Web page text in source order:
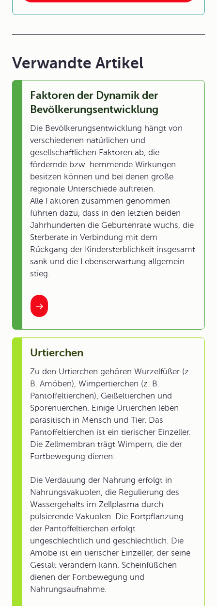
Verwandte Artikel
Faktoren der Dynamik der
Bevölkerungsentwicklung
Die Bevölkerungsentwicklung hängt von
verschiedenen natürlichen und
gesellschaftlichen Faktoren ab, die
fördernde bzw. hemmende Wirkungen
besitzen können und bei denen große
regionale Unterschiede auftreten.
Alle Faktoren zusammen genommen
führten dazu, dass in den letzten beiden
Jahrhunderten die Geburtenrate wuchs, die
Sterberate in Verbindung mit dem
Rückgang der Kindersterblichkeit insgesamt
sank und die Lebenserwartung allgemein
stieg.
Urtierchen
Zu den Urtierchen gehören Wurzelfüßer (z.
B. Amöben), Wimpertierchen (z. B.
Pantoffeltierchen), Geißeltierchen und
Sporentierchen. Einige Urtierchen leben
parasitisch in Mensch und Tier. Das
Pantoffeltierchen ist ein tierischer Einzeller.
Die Zellmembran trägt Wimpern, die der
Fortbewegung dienen.
Die Verdauung der Nahrung erfolgt in
Nahrungsvakuolen, die Regulierung des
Wassergehalts im Zellplasma durch
pulsierende Vakuolen. Die Fortpflanzung
der Pantoffeltierchen erfolgt
ungeschlechtlich und geschlechtlich. Die
Amöbe ist ein tierischer Einzeller, der seine
Gestalt verändern kann. Scheinfüßchen
dienen der Fortbewegung und
Nahrungsaufnahme.